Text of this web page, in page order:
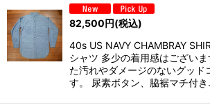
82,500円(税込)
40s US NAVY CHAMBRAY
シャツ 多少の着用感はござい
た汚れやダメージのないグッド
す。 尿素ボタン、脇裾マチ付